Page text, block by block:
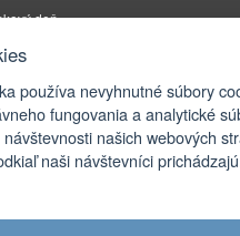
deň
používa nevyhnutné súbory
fungovania a analytické
našich webových
naši návštevníci